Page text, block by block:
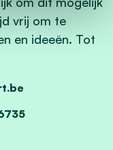
vrij om te
en ideeën. Tot